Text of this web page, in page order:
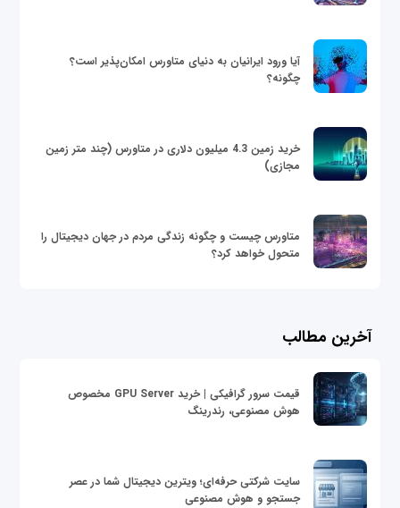
آیا ورود ایرانیان به دنیای متاورس امکان‌پذیر است؟
چگونه؟
خرید زمین 4.3 میلیون دلاری در متاورس (چند متر زمین
مجازی)
متاورس چیست و چگونه زندگی مردم در جهان دیجیتال را
متحول خواهد کرد؟
آخرین مطالب
قیمت سرور گرافیکی | خرید GPU Server مخصوص
هوش مصنوعی، رندرینگ
سایت شرکتی حرفه‌ای؛ ویترین دیجیتال شما در عصر
جستجو و هوش مصنوعی